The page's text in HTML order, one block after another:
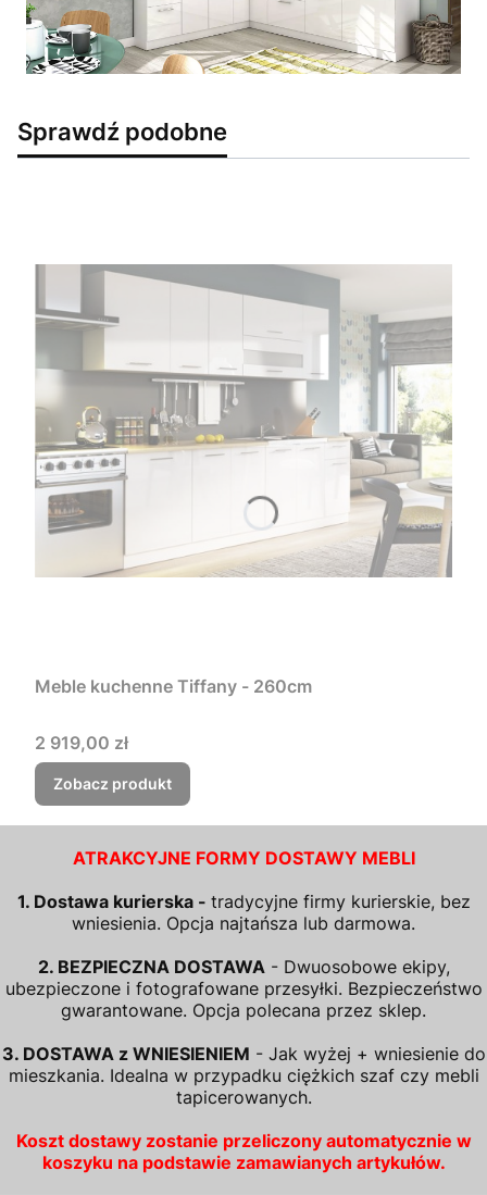
Sprawdź podobne
Meble kuchenne Tiffany - 260cm
Cena
2 919,00 zł
Zobacz produkt
ATRAKCYJNE FORMY DOSTAWY MEBLI
1. Dostawa kurierska - tradycyjne firmy kurierskie, bez
wniesienia. Opcja najtańsza lub darmowa.
2. BEZPIECZNA DOSTAWA - Dwuosobowe ekipy,
ubezpieczone i fotografowane przesyłki. Bezpieczeństwo
gwarantowane. Opcja polecana przez sklep.
3. DOSTAWA z WNIESIENIEM - Jak wyżej + wniesienie do
mieszkania. Idealna w przypadku ciężkich szaf czy mebli
tapicerowanych.
Koszt dostawy zostanie przeliczony automatycznie w
koszyku na podstawie zamawianych artykułów.